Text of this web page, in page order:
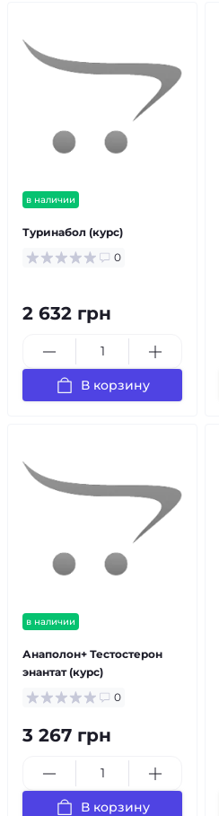
в наличии
Туринабол (курс)
0
2 632 грн
В корзину
в наличии
Анаполон+ Тестостерон
энантат (курс)
0
3 267 грн
В корзину